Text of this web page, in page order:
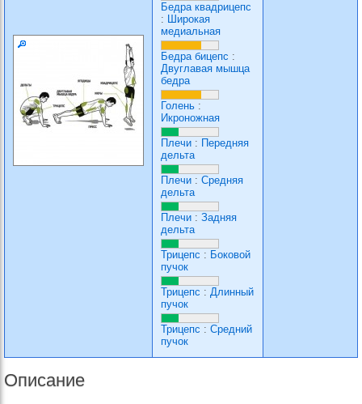
Бедра квадрицепс
: Широкая
медиальная
Бедра бицепс :
Двуглавая мышца
бедра
Голень :
Икроножная
Плечи : Передняя
дельта
Плечи : Средняя
дельта
Плечи : Задняя
дельта
Трицепс : Боковой
пучок
Трицепс : Длинный
пучок
Трицепс : Средний
пучок
Описание